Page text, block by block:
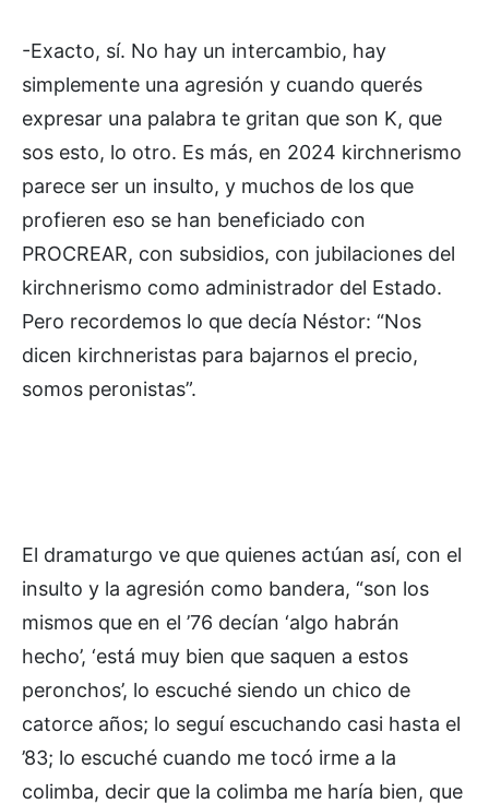
-Exacto, sí. No hay un intercambio, hay
simplemente una agresión y cuando querés
expresar una palabra te gritan que son K, que
sos esto, lo otro. Es más, en 2024 kirchnerismo
parece ser un insulto, y muchos de los que
profieren eso se han beneficiado con
PROCREAR, con subsidios, con jubilaciones del
kirchnerismo como administrador del Estado.
Pero recordemos lo que decía Néstor: “Nos
dicen kirchneristas para bajarnos el precio,
somos peronistas”.
El dramaturgo ve que quienes actúan así, con el
insulto y la agresión como bandera, “son los
mismos que en el ’76 decían ‘algo habrán
hecho’, ‘está muy bien que saquen a estos
peronchos’, lo escuché siendo un chico de
catorce años; lo seguí escuchando casi hasta el
’83; lo escuché cuando me tocó irme a la
colimba, decir que la colimba me haría bien, que